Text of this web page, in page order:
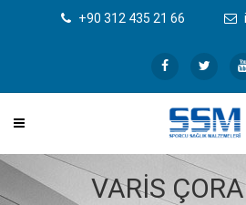
+90 312 435 21 66
VARİS